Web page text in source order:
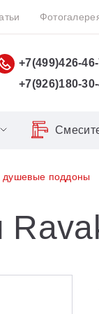
+7(499)426-
+7(926)180-
Душевые
Душевые
Сиденья
Domino
Formy
Серия Flat
Серия LIFE
Сиденья
Cool
Nexty
душевые поддоны